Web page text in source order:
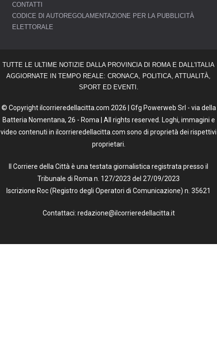
CONTATTI
CODICE DI AUTOREGOLAMENTAZIONE PER LA PUBBLICITÀ
ELETTORALE
TUTTE LE ULTIME NOTIZIE DALLA PROVINCIA DI ROMA E DALL'ITALIA
AGGIORNATE IN TEMPO REALE: CRONACA, POLITICA, ATTUALITÀ,
SPORT ED EVENTI.
© Copyright ilcorrieredellacitta.com 2026 | Gfg Powerweb Srl - via della
Batteria Nomentana, 26 - Roma | All rights reserved. Loghi, immagini e
video contenuti in ilcorrieredellacitta.com sono di proprietà dei rispettivi
proprietari.
Il Corriere della Città è una testata giornalistica registrata presso il
Tribunale di Roma n. 127/2023 del 27/09/2023
Iscrizione Roc (Registro degli Operatori di Comunicazione) n. 35621
Contattaci: redazione@ilcorrieredellacitta.it